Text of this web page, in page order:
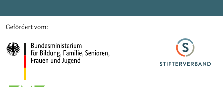
Gefördert von
Bundesministerium für Bildung, Familie, Senioren, Frauen und Jugend
Stifterverband